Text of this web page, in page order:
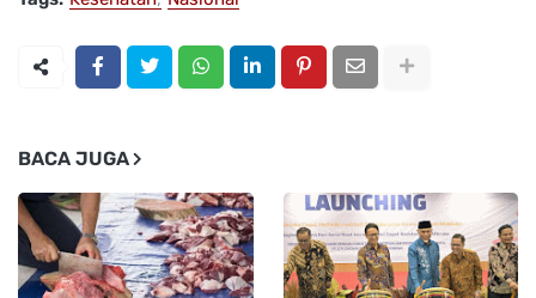
BACA JUGA